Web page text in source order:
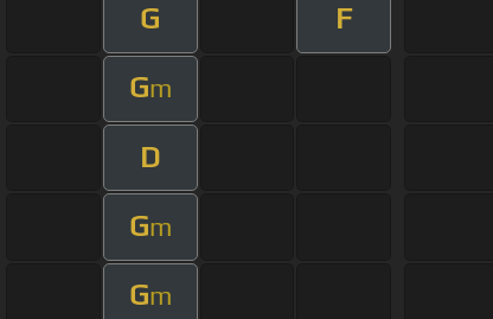
G F
Gm
D
Gm
Gm